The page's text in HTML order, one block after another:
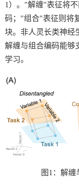
1 ）。 "解缠"表征将
码； "组合"表征则将
块。非人灵长类神经
解缠与组合编码能够
学习。
图 1 ：解